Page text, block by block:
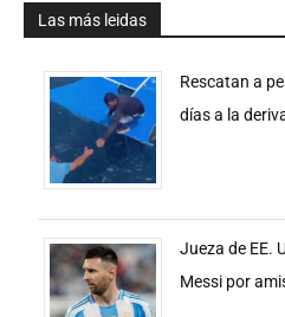
Las más leidas
Rescatan a
días a la
Jueza de EE.
Messi por